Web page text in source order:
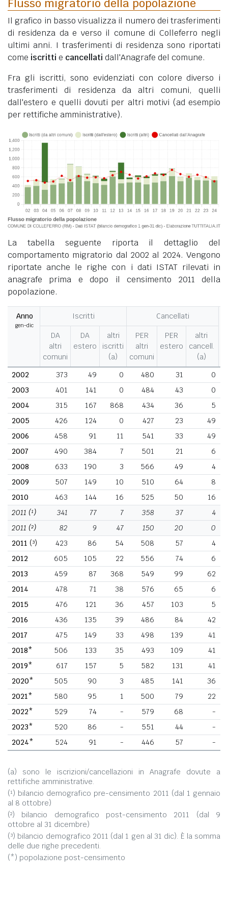
Flusso migratorio della popolazione
Il grafico in basso visualizza il numero dei trasferimenti
di residenza da e verso il comune di Colleferro negli
ultimi anni. I trasferimenti di residenza sono riportati
come iscritti e cancellati dall'Anagrafe del comune.
Fra gli iscritti, sono evidenziati con colore diverso i
trasferimenti di residenza da altri comuni, quelli
dall'estero e quelli dovuti per altri motivi (ad esempio
per rettifiche amministrative).
La tabella seguente riporta il dettaglio del
comportamento migratorio dal 2002 al 2024. Vengono
riportate anche le righe con i dati ISTAT rilevati in
anagrafe prima e dopo il censimento 2011 della
popolazione.
Anno
gen-dic
Iscritti
Cancellati
DA
altri
comuni
DA
estero
altri
iscritti
(a)
PER
altri
comuni
PER
estero
altri
cancell.
(a)
2002
373 49 0 480 31
0
2003
401 141 0 484 43
0
2004
315 167 868 434 36
5
2005
426 124 0 427 23
49
2006
458 91 11 541 33
49
2007
490 384 7 501 21
6
2008
633 190 3 566 49
4
2009
507 149 10 510 64
8
2010
463 144 16 525 50
16
2011 (¹) 341 77 7 358 37
4
2011 (²) 82 9 47 150 20
0
2011 (³) 423 86 54 508 57
4
2012
605 105 22 556 74
6
2013
459 87 368 549 99
62
2014
478 71 38 576 65
6
2015
476 121 36 457 103
5
2016
436 135 39 486 84
42
2017
475 149 33 498 139
41
2018*
506 133 35 493 109
41
2019*
617 157 5 582 131
41
2020*
505 90 3 485 141
36
2021*
580 95 1 500 79
22
2022*
529 74 - 579 68
-
2023*
520 86 - 551 44
-
2024*
524 91 - 446 57 -
(a) sono le iscrizioni/cancellazioni in Anagrafe dovute a
rettifiche amministrative.
(¹) bilancio demografico pre-censimento 2011 (dal 1 gennaio
al 8 ottobre)
(²) bilancio demografico post-censimento 2011 (dal 9
ottobre al 31 dicembre)
(³) bilancio demografico 2011 (dal 1 gen al 31 dic). È la somma
delle due righe precedenti.
(*) popolazione post-censimento